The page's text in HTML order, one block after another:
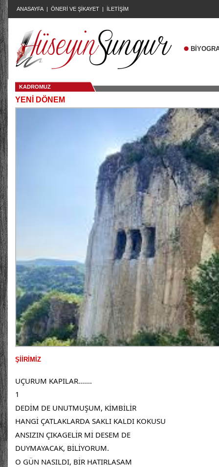
ANASAYFA | ÖNERİ VE ŞİKAYET | İLETİŞİM
KADROMUZ
YENİ DÖNEM
ŞİİRİMİZ
UÇURUM KAPILAR.......
1
DEDİM DE UNUTMUŞUM, KİMBİLİR
HANGİ ÇATLAKLARDA SAKLI KALDI KOKUSU
ANSIZIN ÇIKAGELİR Mİ DESEM DE
DUYMAYACAK, BİLİYORUM.
O GÜN NASILDI, BİR HATIRLASAM